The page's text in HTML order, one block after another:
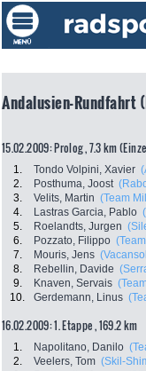
Andalusien-Rundfahrt
15.02.2009: Prolog , 7.3 km
1. Tondo Volpini, Xavier
2.
Posthuma, Joost
3.
Velits, Martin (Team
4.
Lastras Garcia, Pablo
5.
Roelandts, Jurgen
6.
Pozzato, Filippo
7.
Mouris, Jens
8.
Rebellin, Davide
9.
Knaven, Servais
10.
Gerdemann, Linus
16.02.2009: 1. Etappe , 169.2 km
1. Napolitano, Danilo
2.
Veelers, Tom (Skil-